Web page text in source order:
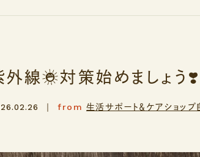
外線☀️対策始めましょう❣️
from 生活サポート＆ケアショップ